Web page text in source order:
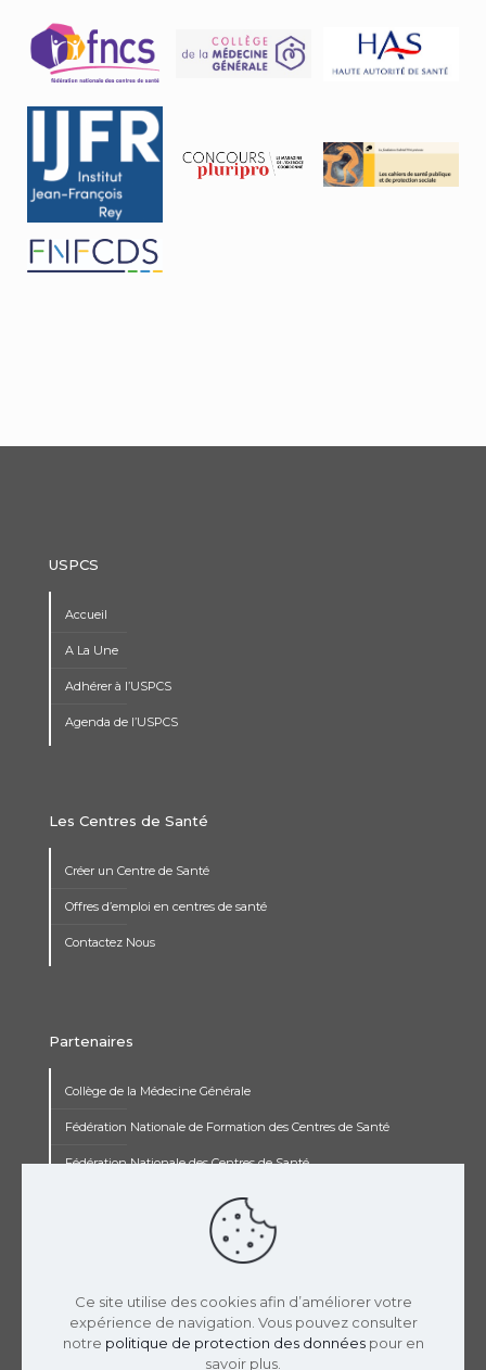
USPCS
Accueil
A La Une
Adhérer à l’USPCS
Agenda de l’USPCS
Les Centres de Santé
Créer un Centre de Santé
Offres d’emploi en centres de santé
Contactez Nous
Partenaires
Collège de la Médecine Générale
Fédération Nationale de Formation des Centres de Santé
Fédération Nationale des Centres de Santé
Institut de Recherche Jean François Rey
Ce site utilise des cookies afin d’améliorer votre
expérience de navigation. Vous pouvez consulter
notre politique de protection des donnéespour en
savoir plus.